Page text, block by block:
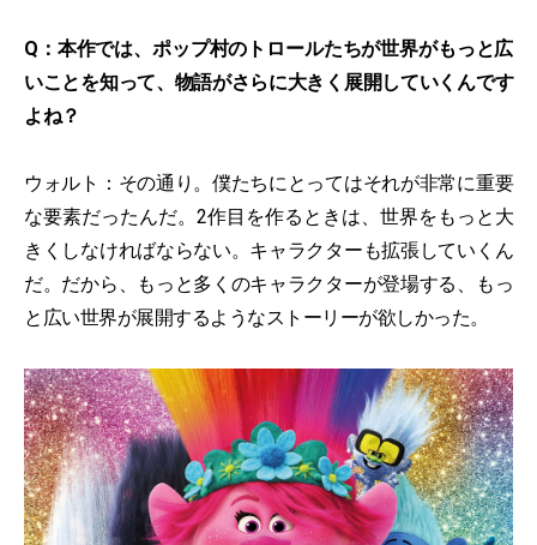
Q：本作では、ポップ村のトロールたちが世界がもっと広
いことを知って、物語がさらに大きく展開していくんです
よね？
ウォルト：その通り。僕たちにとってはそれが非常に重要
な要素だったんだ。2作目を作るときは、世界をもっと大
きくしなければならない。キャラクターも拡張していくん
だ。だから、もっと多くのキャラクターが登場する、もっ
と広い世界が展開するようなストーリーが欲しかった。